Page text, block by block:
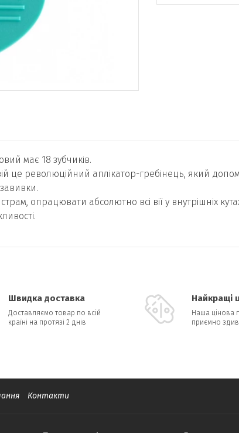
має 18 зубчиків.
це революційний аплікатор-гребінець, який
опрацювати абсолютно всі вії у внутрішніх
Швидка доставка
Доставляємо товар по всій
країні на протязі 2 днів
Найкращі
Наша цінова
приємно
Контакти